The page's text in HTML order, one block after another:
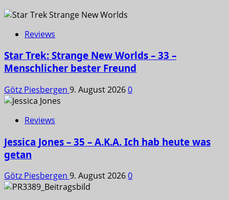
Reviews
Star Trek: Strange New Worlds – 33 –
Menschlicher bester Freund
Götz Piesbergen 9. August 20260
Reviews
Jessica Jones – 35 – A.K.A. Ich hab heute was
getan
Götz Piesbergen 9. August 20260